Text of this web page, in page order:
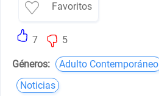
Favoritos
7 5
Géneros:
Adulto Contemporáneo
Noticias